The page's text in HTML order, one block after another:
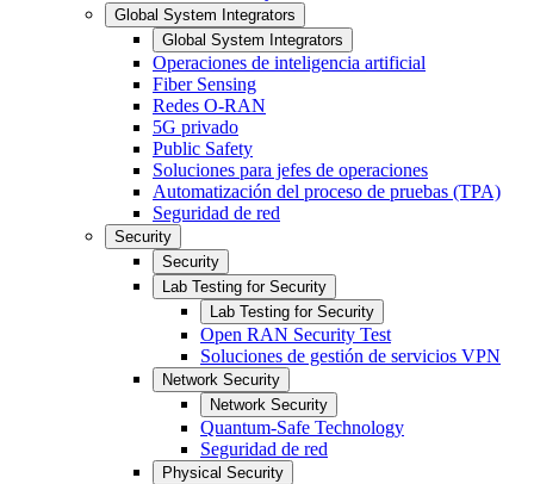
Global System Integrators
Global System Integrators
Operaciones de inteligencia artificial
Fiber Sensing
Redes O-RAN
5G privado
Public Safety
Soluciones para jefes de operaciones
Automatización del proceso de pruebas (TPA)
Seguridad de red
Security
Security
Lab Testing for Security
Lab Testing for Security
Open RAN Security Test
Soluciones de gestión de servicios VPN
Network Security
Network Security
Quantum-Safe Technology
Seguridad de red
Physical Security